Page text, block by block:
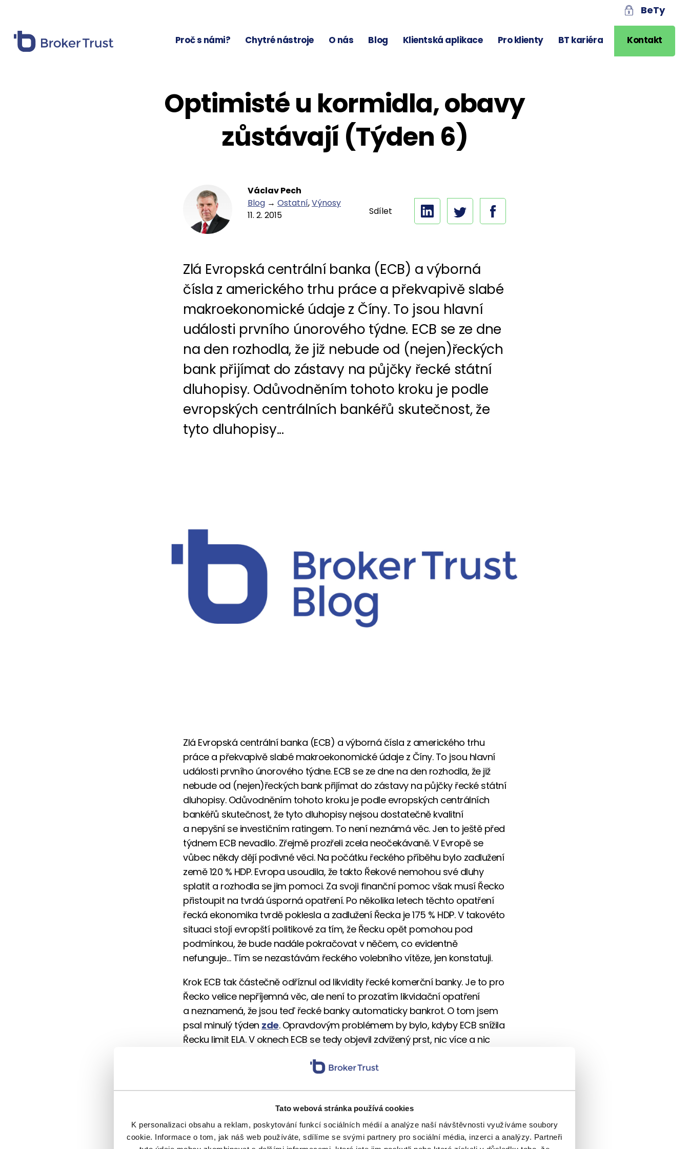
Tato webová stránka používá cookies
K personalizaci obsahu a reklam, poskytování funkcí sociálních médií a analýze naší návštěvnosti využíváme soubory
cookie. Informace o tom, jak náš web používáte, sdílíme se svými partnery pro sociální média, inzerci a analýzy. Partneři
Proč s námi? Chytré nástroje O nás Blog Klientská aplikace Pro klienty BT kariéra Kontakt
BeTy
Optimisté u kormidla, obavy
zůstávají (Týden 6)
Václav Pech
Blog → Ostatní,Výnosy
11. 2. 2015
Sdílet
Zlá Evropská centrální banka (ECB) a výborná
čísla z amerického trhu práce a překvapivě slabé
makroekonomické údaje z Číny. To jsou hlavní
události prvního únorového týdne. ECB se ze dne
na den rozhodla, že již nebude od (nejen)řeckých
bank přijímat do zástavy na půjčky řecké státní
dluhopisy. Odůvodněním tohoto kroku je podle
evropských centrálních bankéřů skutečnost, že
tyto dluhopisy...
Zlá Evropská centrální banka (ECB) a výborná čísla z amerického trhu
práce a překvapivě slabé makroekonomické údaje z Číny. To jsou hlavní
události prvního únorového týdne. ECB se ze dne na den rozhodla, že již
nebude od (nejen)řeckých bank přijímat do zástavy na půjčky řecké státní
dluhopisy. Odůvodněním tohoto kroku je podle evropských centrálních
bankéřů skutečnost, že tyto dluhopisy nejsou dostatečně kvalitní
a nepyšní se investičním ratingem. To není neznámá věc. Jen to ještě před
týdnem ECB nevadilo. Zřejmě prozřeli zcela neočekávaně. V Evropě se
vůbec někdy dějí podivné věci. Na počátku řeckého příběhu bylo zadlužení
země 120 % HDP. Evropa usoudila, že takto Řekové nemohou své dluhy
splatit a rozhodla se jim pomoci. Za svoji finanční pomoc však musí Řecko
přistoupit na tvrdá úsporná opatření. Po několika letech těchto opatření
řecká ekonomika tvrdě poklesla a zadlužení Řecka je 175 % HDP. V takovéto
situaci stojí evropští politikové za tím, že Řecku opět pomohou pod
podmínkou, že bude nadále pokračovat v něčem, co evidentně
nefunguje… Tím se nezastávám řeckého volebního vítěze, jen konstatuji.
Krok ECB tak částečně odříznul od likvidity řecké komerční banky. Je to pro
Řecko velice nepříjemná věc, ale není to prozatím likvidační opatření
a neznamená, že jsou teď řecké banky automaticky bankrot. O tom jsem
psal minulý týden zde. Opravdovým problémem by bylo, kdyby ECB snížila
Řecku limit ELA. V oknech ECB se tedy objevil zdvižený prst, nic více a nic
úspěšného týdne. To je znamením toho, že panika je ještě daleko.
Zajímavějším pro dění mohou být nezvykle dobrá čísla, která přišla
z amerického trhu práce. Tamní ekonomika vytvořila více nových
pracovních míst, než se očekávalo. Ba co víc. Čísla z uplynulých dvou
měsíců byla revidována silně vzhůru a to nastolilo otázku, jak bude FED